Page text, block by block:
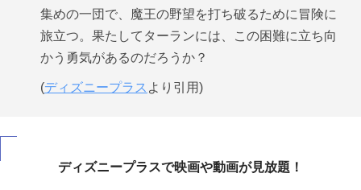
集めの一団で、魔王の野望を打ち破るために冒険に
旅立つ。果たしてターランには、この困難に立ち向
かう勇気があるのだろうか？
(ディズニープラス より引用)
ディズニープラスで映画や動画が見放題！